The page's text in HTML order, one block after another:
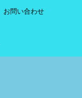
お問い合わせ